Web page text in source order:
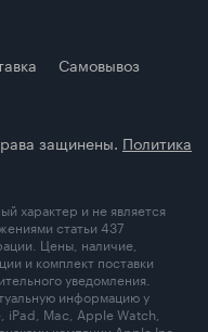
Самовывоз
защинены. Политика
характер и не является
статьи 437
Цены, наличие,
и комплект поставки
уведомления.
информацию у
iPad, Mac, Apple Watch,